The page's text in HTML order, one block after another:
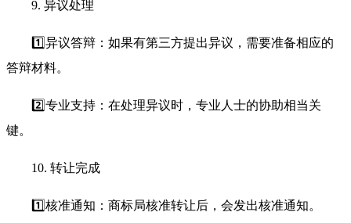
9. 异议处理
1️⃣异议答辩：如果有第三方提出异议，需要准备相应的
答辩材料。
2️⃣专业支持：在处理异议时，专业人士的协助相当关
键。
10. 转让完成
1️⃣核准通知：商标局核准转让后，会发出核准通知。